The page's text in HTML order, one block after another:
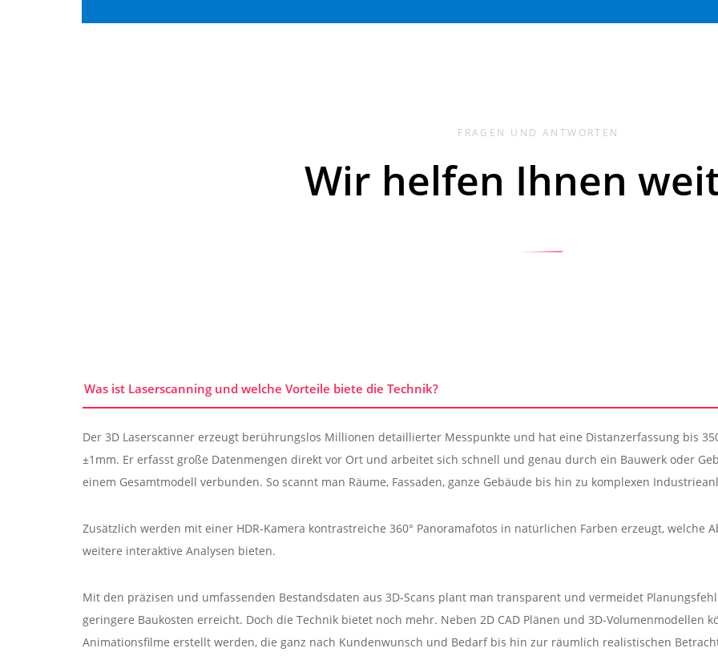
FRAGEN UND ANTWORTEN
Wir helfen Ihnen
Was ist Laserscanning und welche Vorteile biete die Technik?
Der 3D Laserscanner erzeugt berührungslos Millionen detaillierter Messpunkte und hat eine Distanzerfassung bis
±1mm. Er erfasst große Datenmengen direkt vor Ort und arbeitet sich schnell und genau durch ein Bauwerk oder
einem Gesamtmodell verbunden. So scannt man Räume, Fassaden, ganze Gebäude bis hin zu komplexen
Zusätzlich werden mit einer HDR-Kamera kontrastreiche 360° Panoramafotos in natürlichen Farben erzeugt, welche
weitere interaktive Analysen bieten.
Mit den präzisen und umfassenden Bestandsdaten aus 3D-Scans plant man transparent und vermeidet
geringere Baukosten erreicht. Doch die Technik bietet noch mehr. Neben 2D CAD Plänen und 3D-Volumenmodellen
Animationsfilme erstellt werden, die ganz nach Kundenwunsch und Bedarf bis hin zur räumlich realistischen